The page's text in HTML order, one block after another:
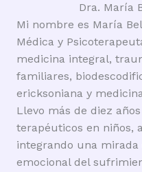
Dra. María
Mi nombre es María
Médica y
medicina integral,
familiares,
ericksoniana y
Llevo más de diez
terapéuticos en niños,
integrando una
emocional del